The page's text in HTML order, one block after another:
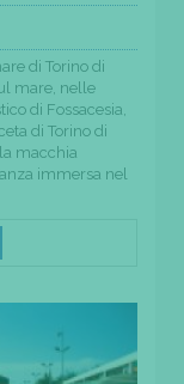
di Torino di
mare, nelle
di Fossacesia,
di Torino di
macchia
immersa nel